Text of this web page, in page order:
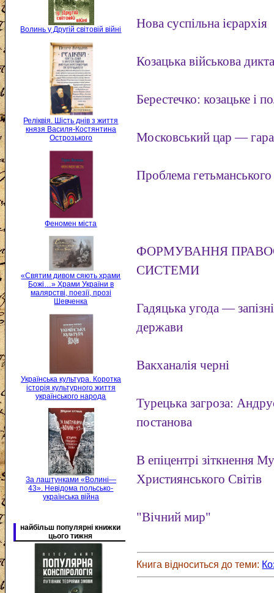
Волинь у Другій світовій війні
Реліквія. Шість днів з життя
князя Василя-Костянтина
Острозького
Феномен міста
«Святим дивом сяють храми
Божі…» Храми України в
малярстві, поезії, прозі
Шевченка
Українська культура. Коротка
історія культурного життя
українського народа
За лаштунками «Волині—
43». Невідома польсько-
українська війна
найбільш популярні книжки
цього тижня
Нова суспільна ієрархія
Козацька військова
Берестечко: козацьке і
Московський цар —
Проблема
ФОРМУВАННЯ
СИСТЕМИ
Гадяцька угода —
держави
Вакханалія черні
Турецька загроза:
постанова
В епіцентрі зіткнення
Християнського Світів
"Вічний мир"
Книга відноситься до теми: